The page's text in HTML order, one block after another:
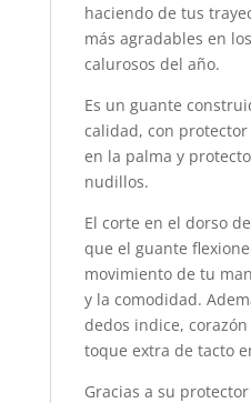
haciendo de tus
más agradables en
calurosos del año.
Es un guante
calidad, con
en la palma y
nudillos.
El corte en el dorso
que el guante
movimiento de tu
y la comodidad.
dedos indice,
toque extra de tacto
Gracias a su